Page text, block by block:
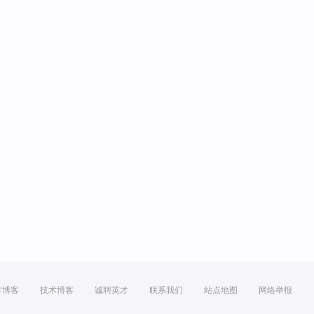
博客 技术博客 诚聘英才 联系我们 站点地图 网络举报